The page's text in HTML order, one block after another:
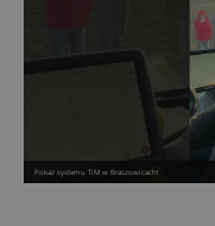
Pokaz systemu TIM w Braszowicach!